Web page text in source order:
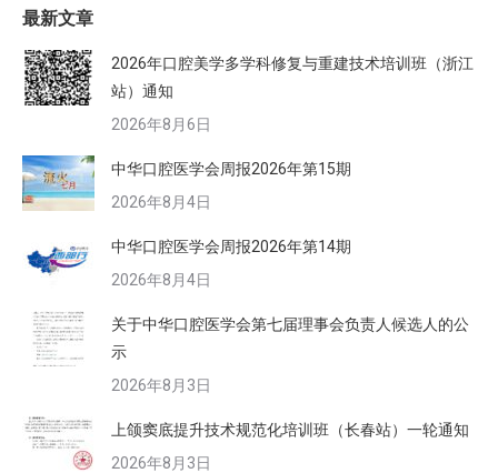
最新文章
2026年口腔美学多学科修复与重建技术培训班（浙江
站）通知
2026年8月6日
中华口腔医学会周报2026年第15期
2026年8月4日
中华口腔医学会周报2026年第14期
2026年8月4日
关于中华口腔医学会第七届理事会负责人候选人的公
示
2026年8月3日
上颌窦底提升技术规范化培训班（长春站）一轮通知
2026年8月3日